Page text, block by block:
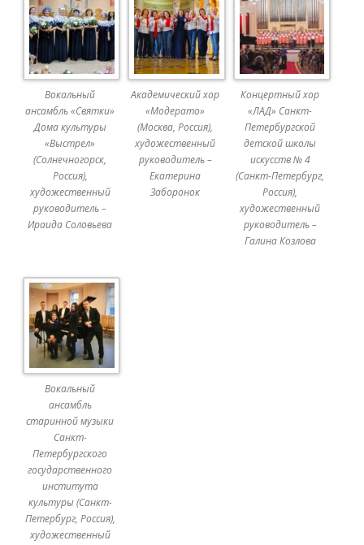
Вокальный
ансамбль «Святки»
Дома культуры
«Выстрел»
(Солнечногорск,
Россия),
художественный
руководитель –
Ираида Соловьева
Академический хор
«Модерато»
(Москва, Россия),
художественный
руководитель –
Екатерина
Заборонок
Концертный хор
«ЛАД» Санкт-
Петербургской
детской школы
искусств № 4
(Санкт-Петербург,
Россия),
художественный
руководитель –
Галина Козлова
Вокальный
ансамбль
старинной музыки
Санкт-
Петербургского
государственного
института
культуры (Санкт-
Петербург, Россия),
художественный